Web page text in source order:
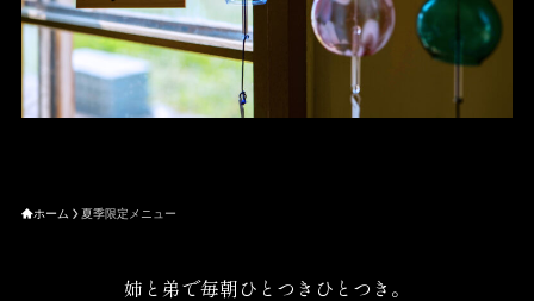
ホーム 夏季限定メニュー
姉と弟で毎朝ひとつきひとつき。